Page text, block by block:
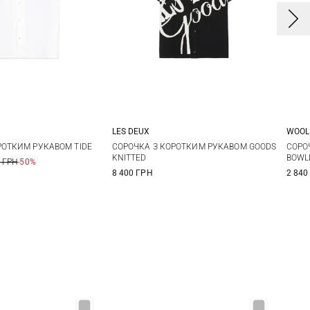
L XL
РУКАВОМ TIDE
ГРН-50%
M L XL
LES DEUX
СОРОЧКА З КОРОТКИМ РУКАВОМ GOODS
KNITTED
8 400 ГРН
S
2